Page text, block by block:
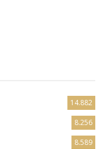
14.882
8.256
8.589